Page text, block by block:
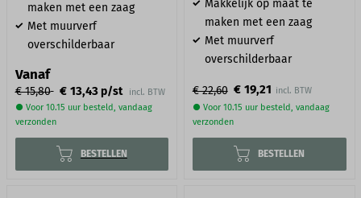
maken met een zaag
Met muurverf
overschilderbaar
Vanaf
€ 15,80 € 13,43p/st
incl. BTW
● Voor 10.15 uur besteld, vandaag
verzonden
BESTELLEN
Makkelijk op maat te
maken met een zaag
Met muurverf
overschilderbaar
€ 22,60 € 19,21
● Voor 10.15 uur besteld, vandaag
verzonden
BESTELLEN